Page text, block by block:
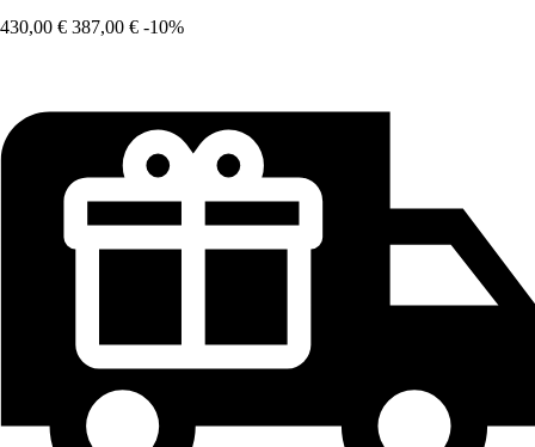
430,00 € 387,00 € -10%